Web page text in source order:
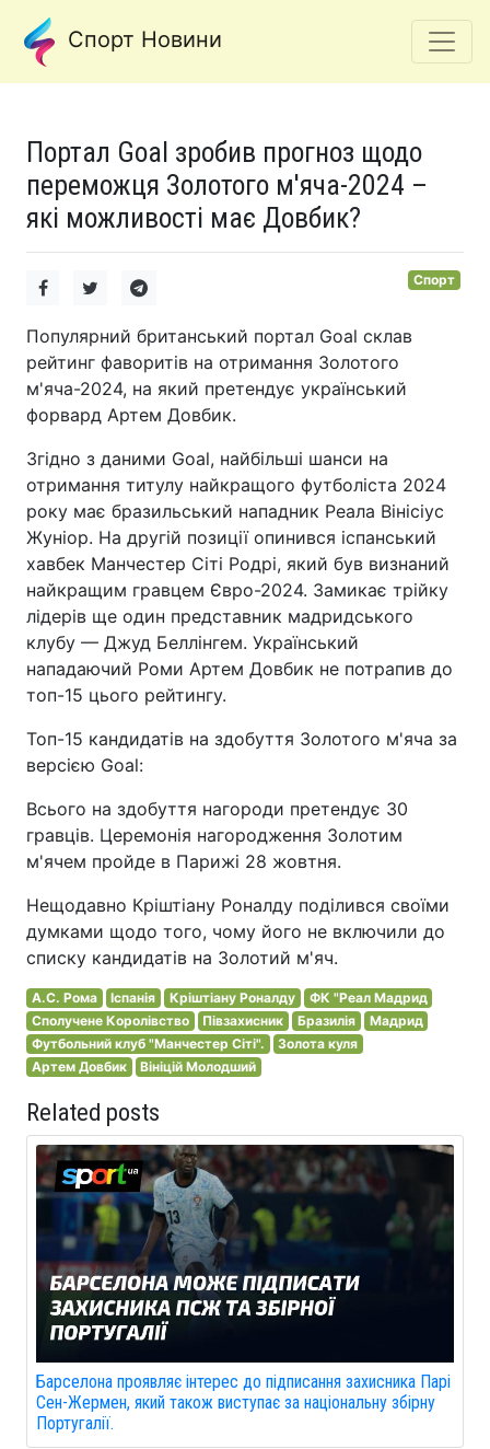
Спорт Новини
Портал Goal зробив прогноз щодо
переможця Золотого м'яча-2024 –
які можливості має Довбик?
Спорт
Популярний британський портал Goal склав
рейтинг фаворитів на отримання Золотого
м'яча-2024, на який претендує український
форвард Артем Довбик.
Згідно з даними Goal, найбільші шанси на
отримання титулу найкращого футболіста 2024
року має бразильський нападник Реала Вінісіус
Жуніор. На другій позиції опинився іспанський
хавбек Манчестер Сіті Родрі, який був визнаний
найкращим гравцем Євро-2024. Замикає трійку
лідерів ще один представник мадридського
клубу — Джуд Беллінгем. Український
нападаючий Роми Артем Довбик не потрапив до
топ-15 цього рейтингу.
Топ-15 кандидатів на здобуття Золотого м'яча за
версією Goal:
Всього на здобуття нагороди претендує 30
гравців. Церемонія нагородження Золотим
м'ячем пройде в Парижі 28 жовтня.
Нещодавно Кріштіану Роналду поділився своїми
думками щодо того, чому його не включили до
списку кандидатів на Золотий м'яч.
А.С. Рома Іспанія Кріштіану Роналду
ФК "Реал Мадрид
Сполучене Королівство
Півзахисник Бразилія
Мадрид
Футбольний клуб "Манчестер Сіті".
Золота куля
Артем Довбик
Вініцій Молодший
Related posts
Барселона проявляє інтерес до підписання захисника Парі
Сен-Жермен, який також виступає за національну збірну
Португалії.